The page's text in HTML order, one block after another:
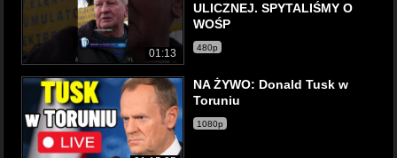
01:13
ULICZNEJ. SPYTALIŚMY O
WOŚP
480p
NA ŻYWO: Donald Tusk w
Toruniu
1080p